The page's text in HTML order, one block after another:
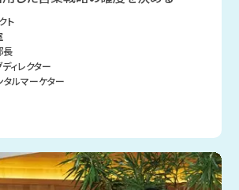
ト
長
ィレクター
タルマーケター